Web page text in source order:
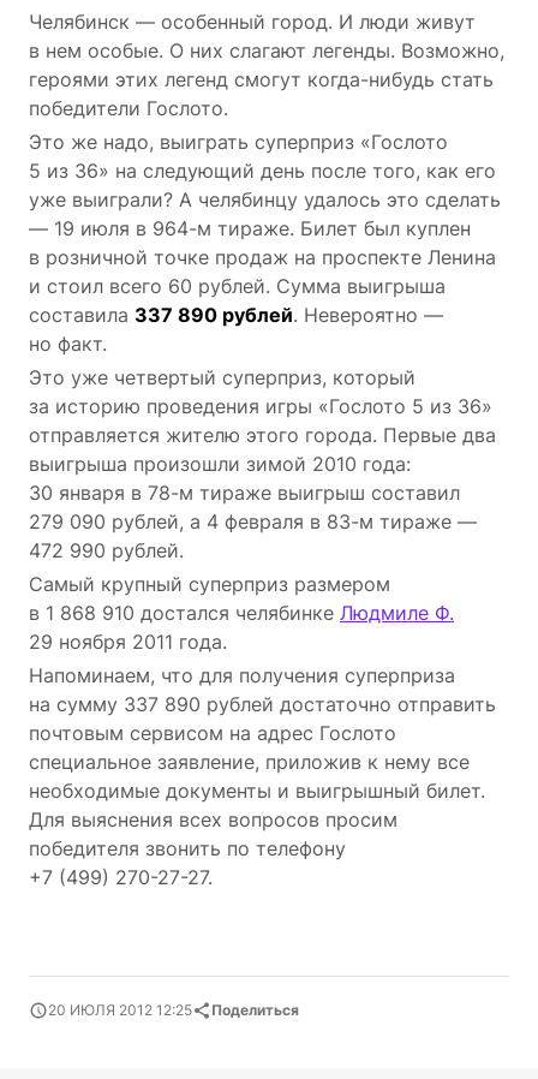
Челябинск — особенный город. И люди живут
в нем особые. О них слагают легенды. Возможно,
героями этих легенд смогут когда-нибудь стать
победители Гослото.
Это же надо, выиграть суперприз «Гослото
5 из 36» на следующий день после того, как его
уже выиграли? А челябинцу удалось это сделать
― 19 июля в 964-м тираже. Билет был куплен
в розничной точке продаж на проспекте Ленина
и стоил всего 60 рублей. Сумма выигрыша
составила 337 890 рублей. Невероятно —
но факт.
Это уже четвертый суперприз, который
за историю проведения игры «Гослото 5 из 36»
отправляется жителю этого города. Первые два
выигрыша произошли зимой 2010 года:
30 января в 78-м тираже выигрыш составил
279 090 рублей, а 4 февраля в 83-м тираже ―
472 990 рублей.
Самый крупный суперприз размером
в 1 868 910 достался челябинке Людмиле Ф.
29 ноября 2011 года.
Напоминаем, что для получения суперприза
на сумму 337 890 рублей достаточно отправить
почтовым сервисом на адрес Гослото
специальное заявление, приложив к нему все
необходимые документы и выигрышный билет.
Для выяснения всех вопросов просим
победителя звонить по телефону
+7 (499) 270-27-27.
20 ИЮЛЯ 2012 12:25 Поделиться